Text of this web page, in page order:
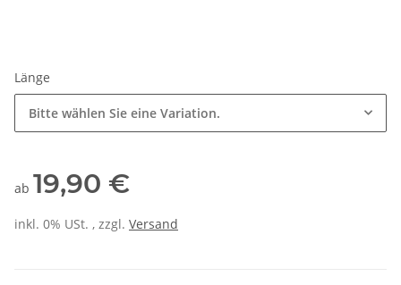
Länge
Bitte wählen Sie eine Variation.
ab 19,90 €
inkl. 0% USt. , zzgl. Versand